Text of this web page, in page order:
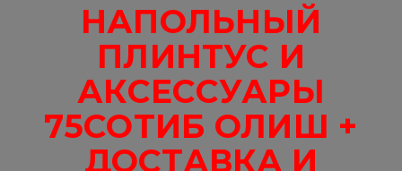
НАПОЛЬНЫЙ
ПЛИНТУС И
АКСЕССУАРЫ
75СОТИБ ОЛИШ +
ДОСТАВКА И